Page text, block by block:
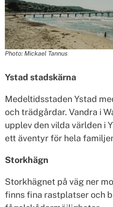
Photo: Mickael Tannus
Ystad stadskärna
Medeltidsstaden Ystad
och trädgårdar. Vandra i
upplev den vilda världen i
ett äventyr för hela
Storkhägn
Storkhägnet på väg ner
finns fina rastplatser och